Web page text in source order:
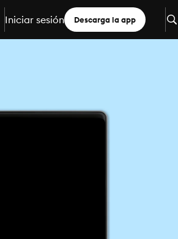
Iniciar sesión Descarga la app